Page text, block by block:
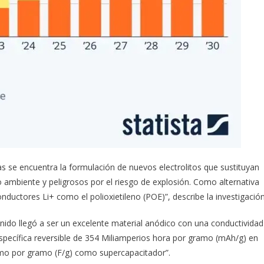
se encuentra la formulación de nuevos electrolitos que sustituyan
y peligrosos por el riesgo de explosión. Como alternativa
Li+ como el polioxietileno (POE)”, describe la
llegó a ser un excelente material anódico con una conductividad
reversible de 354 Miliamperios hora por gramo (mAh/g) en
por gramo (F/g) como supercapacitador”.